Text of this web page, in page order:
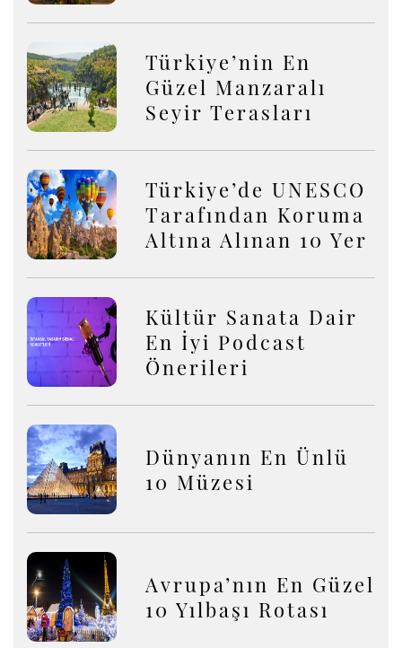
Türkiye’nin En
Güzel Manzaralı
Seyir Terasları
Türkiye’de UNESCO
Tarafından Koruma
Altına Alınan 10 Yer
Kültür Sanata Dair
En İyi Podcast
Önerileri
Dünyanın En Ünlü
10 Müzesi
Avrupa’nın En Güzel
10 Yılbaşı Rotası